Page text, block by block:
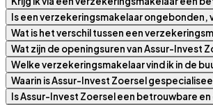
Is een verzekeringsmakelaar
Wat is het verschil tussen een
Wat zijn de openingsuren van Assur-Invest
Welke verzekeringsmakelaar vind ik in de
Waarin is Assur-Invest Zoersel
Is Assur-Invest Zoersel een betrouwbare